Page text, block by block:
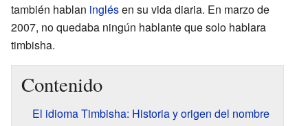
también hablan inglésen su vida diaria. En marzo de
2007, no quedaba ningún hablante que solo hablara
timbisha.
Contenido
El idioma Timbisha: Historia y origen del nombre